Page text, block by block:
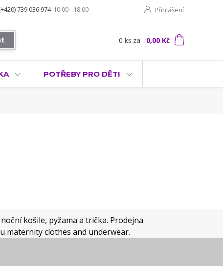
Přihlášení
739 036 974 10:00 - 18:00
0 ks za 0,00 Kč
POTŘEBY PRO DĚTI
košile, pyžama a trička. Prodejna
maternity clothes and underwear.